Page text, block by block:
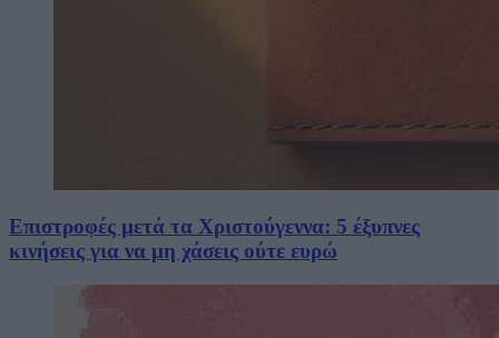
Επιστροφές μετά τα Χριστούγεννα: 5 έξυπνες
κινήσεις για να μη χάσεις ούτε ευρώ